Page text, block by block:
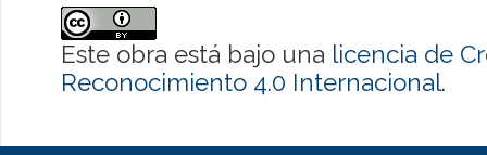
Este obra está bajo una licencia de
Reconocimiento 4.0 Internacional.